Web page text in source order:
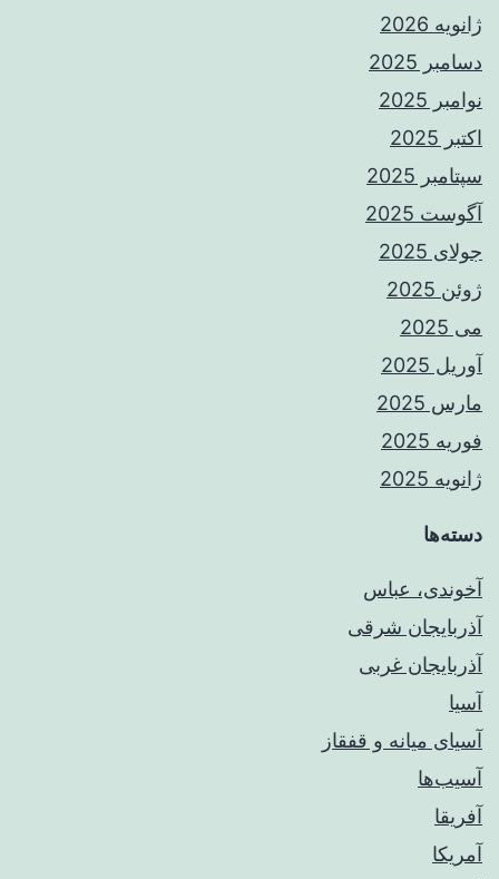
ژانویه 2026
دسامبر 2025
نوامبر 2025
اکتبر 2025
سپتامبر 2025
آگوست 2025
جولای 2025
ژوئن 2025
می 2025
آوریل 2025
مارس 2025
فوریه 2025
ژانویه 2025
دسته‌ها
آخوندی، عباس
آذربایجان شرقی
آذربایجان غربی
آسیا
آسیای میانه و قفقاز
آسیب‌ها
آفریقا
آمریکا